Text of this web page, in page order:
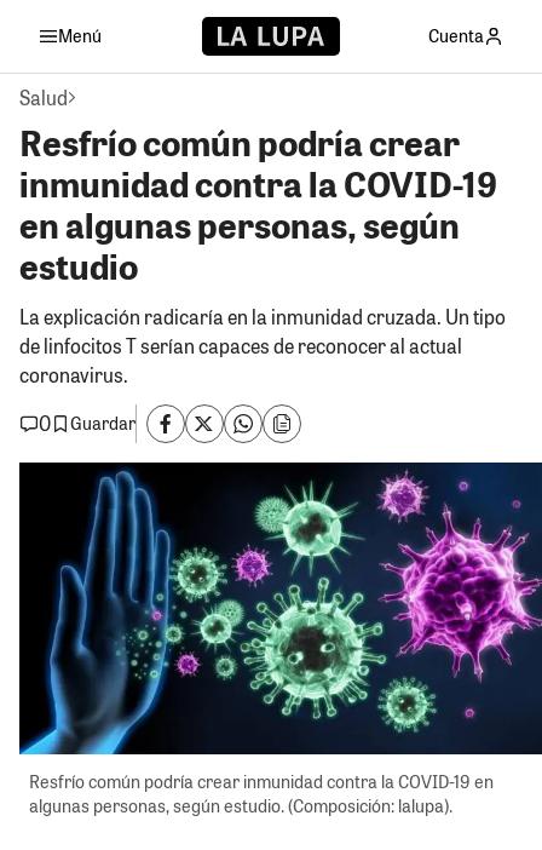
Menú Cuenta
Salud
Resfrío común podría crear
inmunidad contra la COVID-19
en algunas personas, según
estudio
La explicación radicaría en la inmunidad cruzada. Un tipo
de linfocitos T serían capaces de reconocer al actual
coronavirus.
0
Guardar
Resfrío común podría crear inmunidad contra la COVID-19 en
algunas personas, según estudio. (Composición: lalupa).